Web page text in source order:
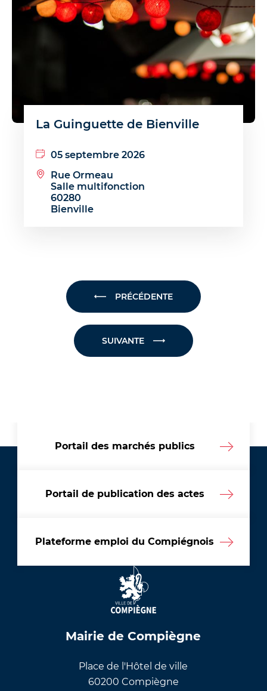
La Guinguette de Bienville
05 septembre 2026
Rue Ormeau
Salle multifonction
60280
Bienville
PRÉCÉDENTE
SUIVANTE
Portail des marchés publics
Portail de publication des actes
Plateforme emploi du Compiégnois
Mairie de Compiègne
Place de l'Hôtel de ville
60200 Compiègne